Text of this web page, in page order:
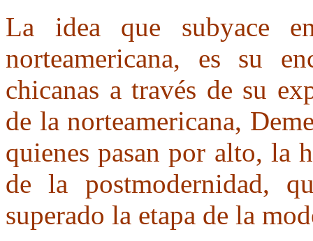
La idea que subyace
norteamericana, es su
chicanas a través de su
de la norteamericana,
quienes pasan por alto, la
de la postmodernidad,
superado la etapa de la